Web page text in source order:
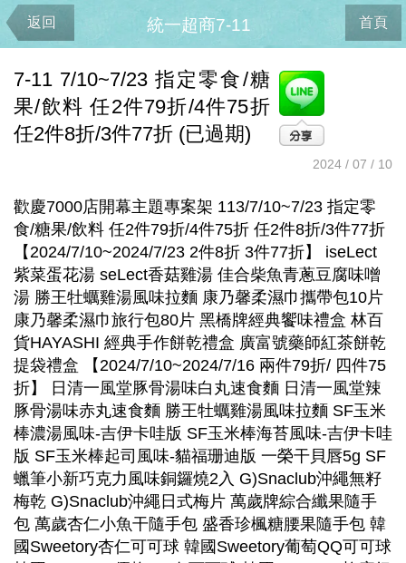
返回 首頁
統一超商7-11
7-11 7/10~7/23 指定零食/糖
果/飲料 任2件79折/4件75折
任2件8折/3件77折 (已過期)
2024 / 07 / 10
歡慶7000店開幕主題專案架 113/7/10~7/23 指定零
食/糖果/飲料 任2件79折/4件75折 任2件8折/3件77折
【2024/7/10~2024/7/23 2件8折 3件77折】 iseLect
紫菜蛋花湯 seLect香菇雞湯 佳合柴魚青蔥豆腐味噌
湯 勝王牡蠣雞湯風味拉麵 康乃馨柔濕巾攜帶包10片
康乃馨柔濕巾旅行包80片 黑橋牌經典饗味禮盒 林百
貨HAYASHI 經典手作餅乾禮盒 廣富號藥師紅茶餅乾
提袋禮盒 【2024/7/10~2024/7/16 兩件79折/ 四件75
折】 日清一風堂豚骨湯味白丸速食麵 日清一風堂辣
豚骨湯味赤丸速食麵 勝王牡蠣雞湯風味拉麵 SF玉米
棒濃湯風味-吉伊卡哇版 SF玉米棒海苔風味-吉伊卡哇
版 SF玉米棒起司風味-貓福珊迪版 一榮干貝唇5g SF
蠟筆小新巧克力風味銅鑼燒2入 G)Snaclub沖繩無籽
梅乾 G)Snaclub沖繩日式梅片 萬歲牌綜合纖果隨手
包 萬歲杏仁小魚干隨手包 盛香珍楓糖腰果隨手包 韓
國Sweetory杏仁可可球 韓國Sweetory葡萄QQ可可球